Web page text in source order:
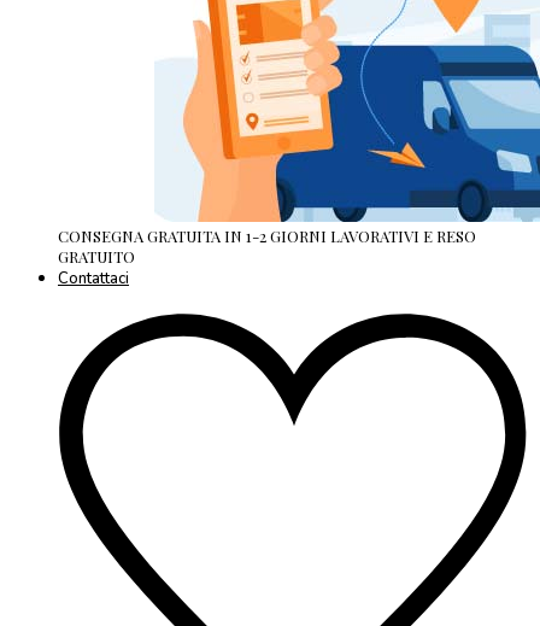
CONSEGNA GRATUITA IN 1-2 GIORNI LAVORATIVI E RESO
GRATUITO
Contattaci